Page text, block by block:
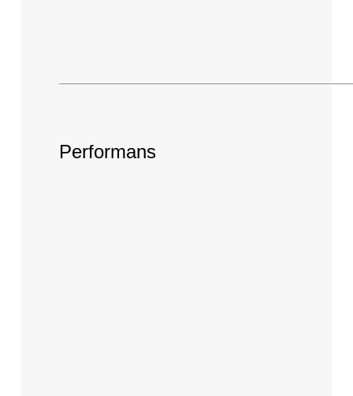
Performans